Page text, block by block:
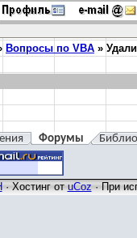
Вопросы по VBA »
Форумы
· Хостинг от uCoz · При